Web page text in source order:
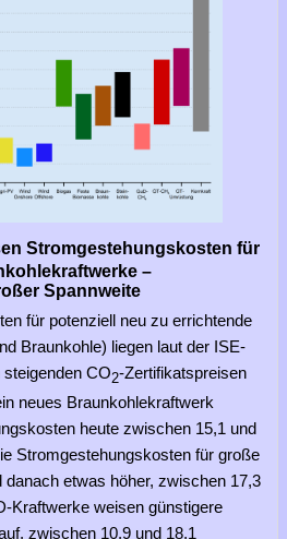
Stromgestehungskosten für
–
Spannweite
für potenziell neu zu errichtende
Braunkohle) liegen laut der ISE-
CO2-Zertifikatspreisen
neues Braunkohlekraftwerk
heute zwischen 15,1 und
Stromgestehungskosten für große
etwas höher, zwischen 17,3
Kraftwerke weisen günstigere
zwischen 10,9 und 18,1